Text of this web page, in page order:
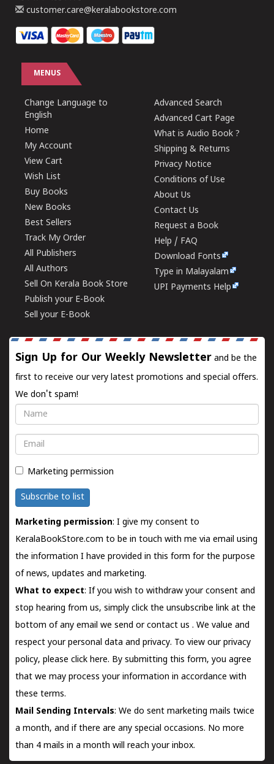
customer.care@keralabookstore.com
MENUS
Change Language to
English
Home
My Account
View Cart
Wish List
Buy Books
New Books
Best Sellers
Track My Order
All Publishers
All Authors
Sell On Kerala Book Store
Publish your E-Book
Sell your E-Book
Advanced Search
Advanced Cart Page
What is Audio Book ?
Shipping & Returns
Privacy Notice
Conditions of Use
About Us
Contact Us
Request a Book
Help / FAQ
Download Fonts
Type in Malayalam
UPI Payments Help
Sign Up for Our Weekly Newsletter and be the
first to receive our very latest promotions and special offers.
We don't spam!
Name
Email
Marketing permission
Subscribe to list
Marketing permission: I give my consent to
KeralaBookStore.com to be in touch with me via email using
the information I have provided in this form for the purpose
of news, updates and marketing.
What to expect: If you wish to withdraw your consent and
stop hearing from us, simply click the unsubscribe link at the
bottom of any email we send orcontact us . We value and
respect your personal data and privacy. To view our privacy
policy, please click here. By submitting this form, you agree
that we may process your information in accordance with
these terms.
Mail Sending Intervals: We do sent marketing mails twice
a month, and if there are any special occasions. No more
than 4 mails in a month will reach your inbox.